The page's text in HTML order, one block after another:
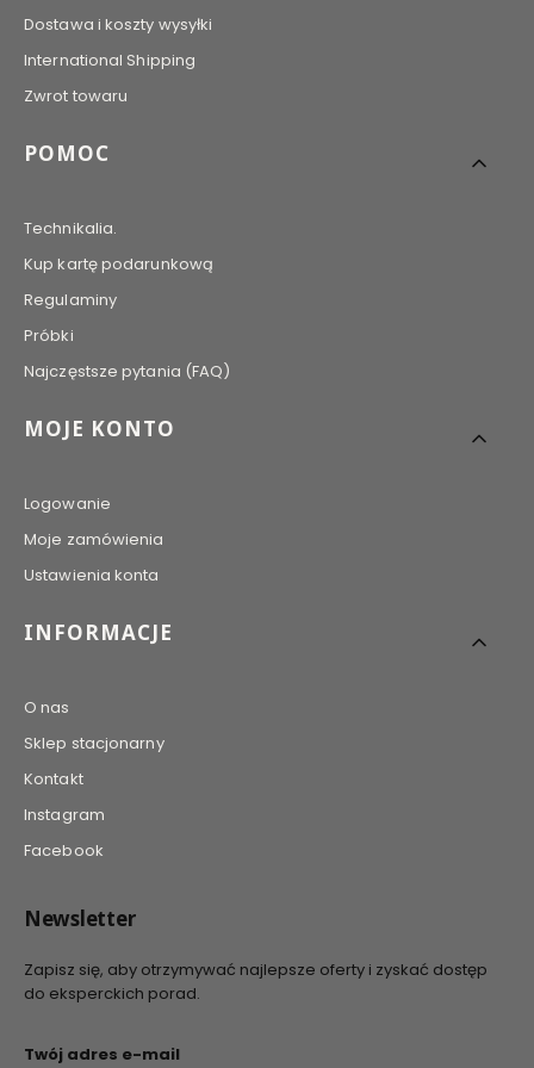
Dostawa i koszty wysyłki
International Shipping
Zwrot towaru
POMOC
Technikalia.
Kup kartę podarunkową
Regulaminy
Próbki
Najczęstsze pytania (FAQ)
MOJE KONTO
Logowanie
Moje zamówienia
Ustawienia konta
INFORMACJE
O nas
Sklep stacjonarny
Kontakt
Instagram
Facebook
Newsletter
Zapisz się, aby otrzymywać najlepsze oferty i zyskać dostęp
do eksperckich porad.
Twój adres e-mail